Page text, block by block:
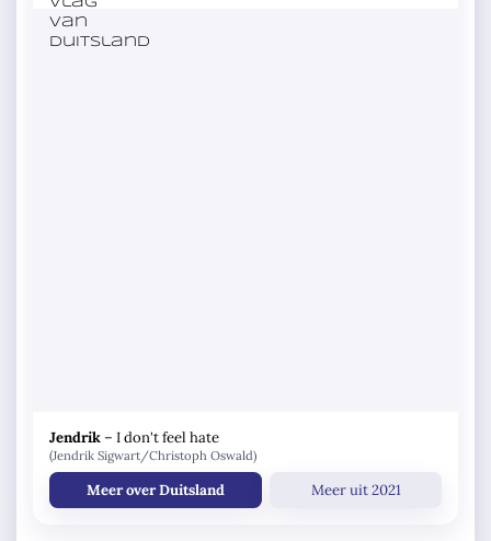
Jendrik – I don't feel hate
(Jendrik Sigwart/Christoph Oswald)
Meer over Duitsland Meer uit 2021